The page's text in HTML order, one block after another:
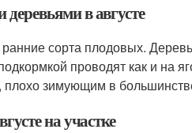
в августе
сорта плодовых.
проводят как и на
плохо зимующим в
на участке